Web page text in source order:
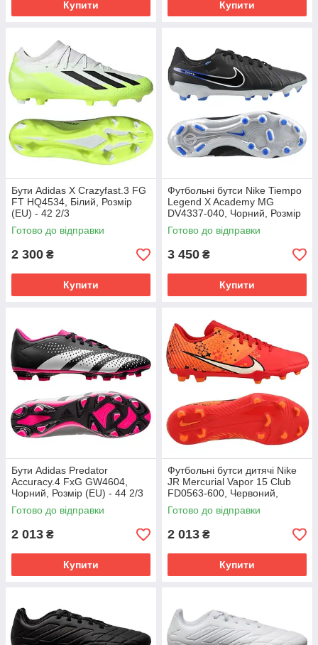
Купити Купити
Бути Adidas X Crazyfast.3 FG
FT HQ4534, Білий, Розмір
(EU) - 42 2/3
Готово до відправки
2 300 ₴
Купити
Футбольні бутси Nike Tiempo
Legend X Academy MG
DV4337-040, Чорний, Розмір
(EU) - 43
Готово до відправки
3 450 ₴
Купити
Бути Adidas Predator
Accuracy.4 FxG GW4604,
Чорний, Розмір (EU) - 44 2/3
Готово до відправки
2 013 ₴
Купити
Футбольні бутси дитячі Nike
JR Mercurial Vapor 15 Club
FD0563-600, Червоний,
Розмір (EU) - 38
Готово до відправки
2 013 ₴
Купити